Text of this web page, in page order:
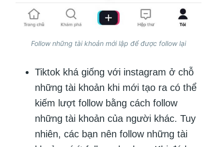
Follow những tài khoản mới lập để được follow lại
Tiktok khá giống với instagram ở chỗ
những tài khoản khi mới tạo ra có thể
kiếm lượt follow bằng cách follow
những tài khoản của người khác. Tuy
nhiên, các bạn nên follow những tài